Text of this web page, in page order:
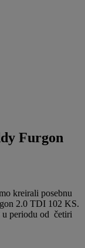
Furgon
kreirali posebnu
2.0 TDI 102 KS.
periodu od četiri